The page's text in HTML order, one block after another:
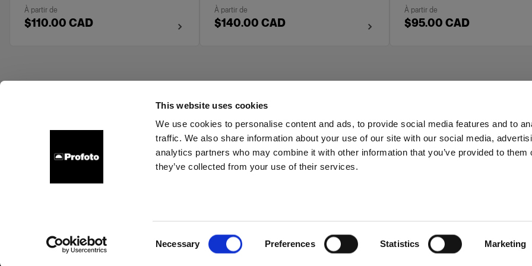
This website uses cookies
We use cookies to personalise content and ads, to provide social media features and to
traffic. We also share information about your use of our site with our social media,
analytics partners who may combine it with other information that you’ve provided to them
they’ve collected from your use of their services.
Necessary Preferences Statistics Marketing
À partir de
$110.00 CAD
À partir de
$140.00 CAD
À partir de
$95.00 CAD
Support À propos de Profoto Contact Emploi Investisseurs Other companies
Copyright (C) 1968-2024 Profoto AB - Tous droits réservés.